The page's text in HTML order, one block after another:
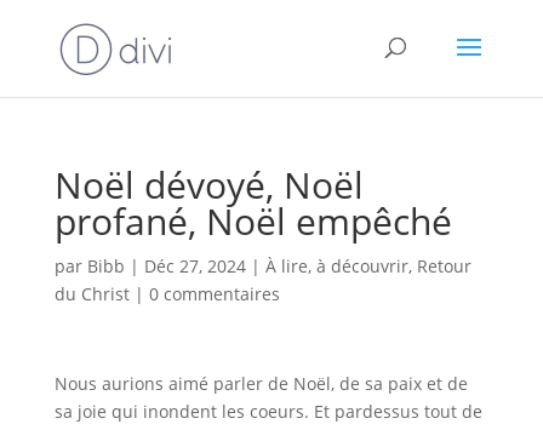
Noël dévoyé, Noël
profané, Noël empêché
par Bibb | Déc 27, 2024| À lire, à découvrir, Retour
du Christ| 0 commentaires
Nous aurions aimé parler de Noël, de sa paix et de
sa joie qui inondent les coeurs. Et pardessus tout de